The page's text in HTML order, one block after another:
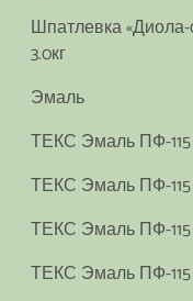
Шпатлевка
3.0кг
Эмаль
ТЕКС Эмаль ПФ-
ТЕКС Эмаль ПФ-
ТЕКС Эмаль ПФ-
ТЕКС Эмаль ПФ-